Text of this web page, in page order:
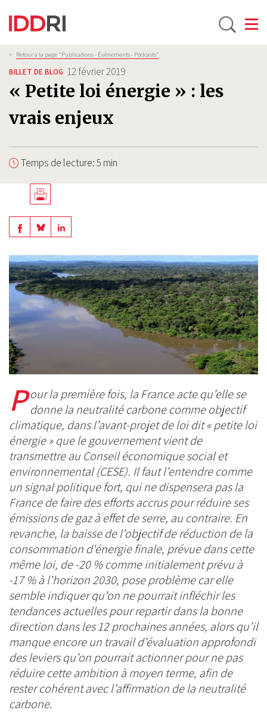
Aller
au
contenu
principal
Fil
d'Ariane
> Retour à la page "Publications - Évènements - Podcasts”
BILLET DE BLOG 12 février 2019
« Petite loi énergie » : les
vrais enjeux
Temps de lecture: 5 min
Télécharger
en
Share
on
Facebook
Share
BlueSky
Share
Linkedin
P our la première fois, la France acte qu’elle se
donne la neutralité carbone comme objectif
climatique, dans l’avant-projet de loi dit « petite loi
énergie » que le gouvernement vient de
transmettre au Conseil économique social et
environnemental (CESE). Il faut l’entendre comme
un signal politique fort, qui ne dispensera pas la
France de faire des efforts accrus pour réduire ses
émissions de gaz à effet de serre, au contraire. En
revanche, la baisse de l’objectif de réduction de la
consommation d'énergie finale, prévue dans cette
même loi, de -20 % comme initialement prévu à
-17 % à l’horizon 2030, pose problème car elle
semble indiquer qu’on ne pourrait infléchir les
tendances actuelles pour repartir dans la bonne
direction dans les 12 prochaines années, alors qu’il
manque encore un travail d’évaluation approfondi
des leviers qu’on pourrait actionner pour ne pas
réduire cette ambition à moyen terme, afin de
rester cohérent avec l’affirmation de la neutralité
carbone.